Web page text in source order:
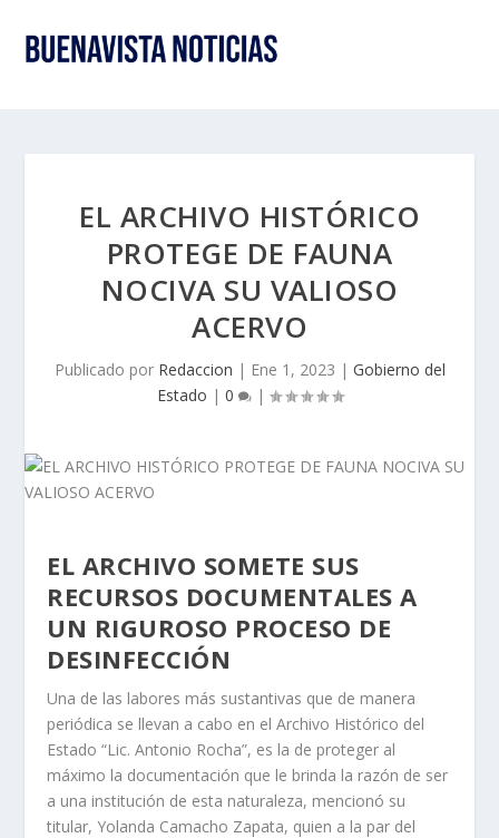
EL ARCHIVO HISTÓRICO
PROTEGE DE FAUNA
NOCIVA SU VALIOSO
ACERVO
Publicado por Redaccion | Ene 1, 2023 | Gobierno del
Estado | 0 |
EL ARCHIVO SOMETE SUS
RECURSOS DOCUMENTALES A
UN RIGUROSO PROCESO DE
DESINFECCIÓN
Una de las labores más sustantivas que de manera
periódica se llevan a cabo en el Archivo Histórico del
Estado “Lic. Antonio Rocha”, es la de proteger al
máximo la documentación que le brinda la razón de ser
a una institución de esta naturaleza, mencionó su
titular, Yolanda Camacho Zapata, quien a la par del